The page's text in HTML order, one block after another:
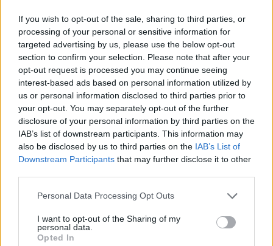
If you wish to opt-out of the sale, sharing to third parties, or
processing of your personal or sensitive information for
targeted advertising by us, please use the below opt-out
section to confirm your selection. Please note that after your
opt-out request is processed you may continue seeing
interest-based ads based on personal information utilized by
us or personal information disclosed to third parties prior to
your opt-out. You may separately opt-out of the further
disclosure of your personal information by third parties on the
IAB’s list of downstream participants. This information may
also be disclosed by us to third parties on the IAB’s List of
Downstream Participants that may further disclose it to other
Please note that this website/app uses one or more Google
not limited to your visit or usage behaviour. You may click to
grant or deny consent to Google and its third-party tags to
use your data for below specified purposes in below Google
Personal Data Processing Opt Outs
I want to opt-out of the Sharing of my
personal data.
Opted In
igen kreatív is, így a szobrászat, festészet,
zeneszerzés, ruhatervezés szintén opció lehet.
Másik vonal, amin el lehet indulni, az a tekintély
szeretete, így minden jó lesz, ahol hatalmat lehet
gyakorolni, mint például bíróság, jog, politika,
ügyvezető igazgató, részvényes, szóval amolyan
nagy ember szeretne lenni. Ha ezek közül egyik se,
akkor még a játékossága az, ami érdekes lehet és a
szabadidős tevékenységek szeretete, szóval
valamilyen rekreációs központban is jó lehet neki